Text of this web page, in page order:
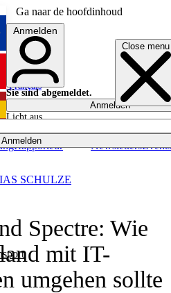
Ga naar de hoofdinhoud
Close menu
Anmelden
Rapporteur NewslettersEvents
English
Français
Anmelden
Sie sind abgemeldet.
Anmelden
Licht aus
Spectre: Wie
mit IT-
umgehen sollte
SCHULZE